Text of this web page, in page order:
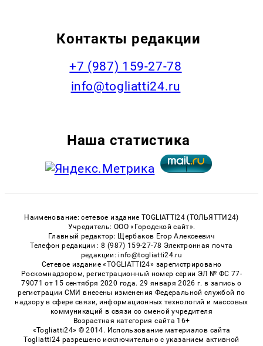
Контакты редакции
+7 (987) 159-27-78
info@togliatti24.ru
Наша статистика
Наименование: сетевое издание TOGLIATTI24 (ТОЛЬЯТТИ24)
Учредитель: ООО «Городской сайт».
Главный редактор: Щербаков Егор Алексеевич
Телефон редакции : 8 (987) 159-27-78 Электронная почта
редакции: info@togliatti24.ru
Сетевое издание «TOGLIATTI24» зарегистрировано
Роскомнадзором, регистрационный номер серии ЭЛ № ФС 77-
79071 от 15 сентября 2020 года. 29 января 2026 г. в запись о
регистрации СМИ внесены изменения Федеральной службой по
надзору в сфере связи, информационных технологий и массовых
коммуникаций в связи со сменой учредителя
Возрастная категория сайта 16+
«Togliatti24» © 2014. Использование материалов сайта
Togliatti24 разрешено исключительно с указанием активной